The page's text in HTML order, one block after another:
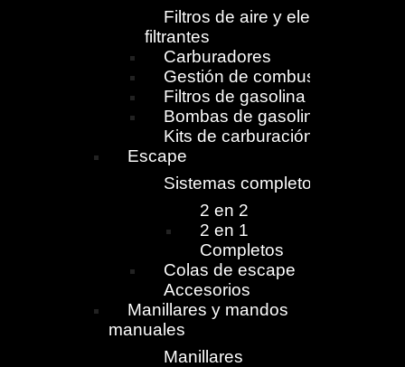
Filtros de aire y elementos
filtrantes
Carburadores
Gestión de combustible
Filtros de gasolina
Bombas de gasolina
Kits de carburación
Escape
Sistemas completos
2 en 2
2 en 1
Completos
Colas de escape
Accesorios
Manillares y mandos
manuales
Manillares